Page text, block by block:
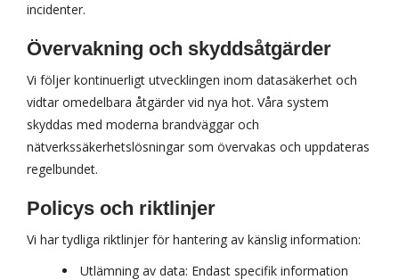
incidenter.
Övervakning och skyddsåtgärder
Vi följer kontinuerligt utvecklingen inom datasäkerhet och
vidtar omedelbara åtgärder vid nya hot. Våra system
skyddas med moderna brandväggar och
nätverkssäkerhetslösningar som övervakas och uppdateras
regelbundet.
Policys och riktlinjer
Vi har tydliga riktlinjer för hantering av känslig information:
Utlämning av data: Endast specifik information